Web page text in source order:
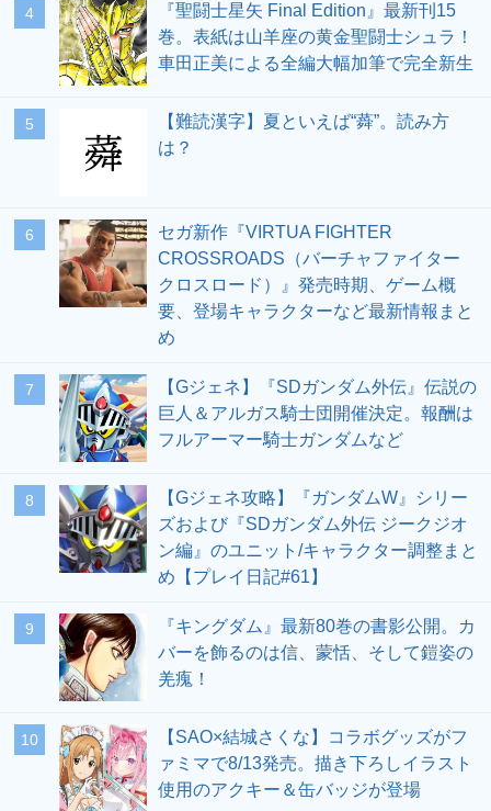
4
『聖闘士星矢 Final Edition』最新刊15
巻。表紙は山羊座の黄金聖闘士シュラ！
車田正美による全編大幅加筆で完全新生
5
【難読漢字】夏といえば“蕣”。読み方
は？
6
セガ新作『VIRTUA FIGHTER
CROSSROADS（バーチャファイター
クロスロード）』発売時期、ゲーム概
要、登場キャラクターなど最新情報まと
め
7
【Gジェネ】『SDガンダム外伝』伝説の
巨人＆アルガス騎士団開催決定。報酬は
フルアーマー騎士ガンダムなど
8
【Gジェネ攻略】『ガンダムW』シリー
ズおよび『SDガンダム外伝 ジークジオ
ン編』のユニット/キャラクター調整まと
め【プレイ日記#61】
9
『キングダム』最新80巻の書影公開。カ
バーを飾るのは信、蒙恬、そして鎧姿の
羌瘣！
10
【SAO×結城さくな】コラボグッズがフ
ァミマで8/13発売。描き下ろしイラスト
使用のアクキー＆缶バッジが登場